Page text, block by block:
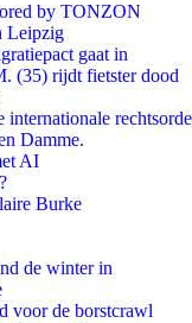
by TONZON
Leipzig
gaat in
(35) rijdt fietster dood
rechtsorde
Damme.
AI
Burke
de winter in
voor de borstcrawl